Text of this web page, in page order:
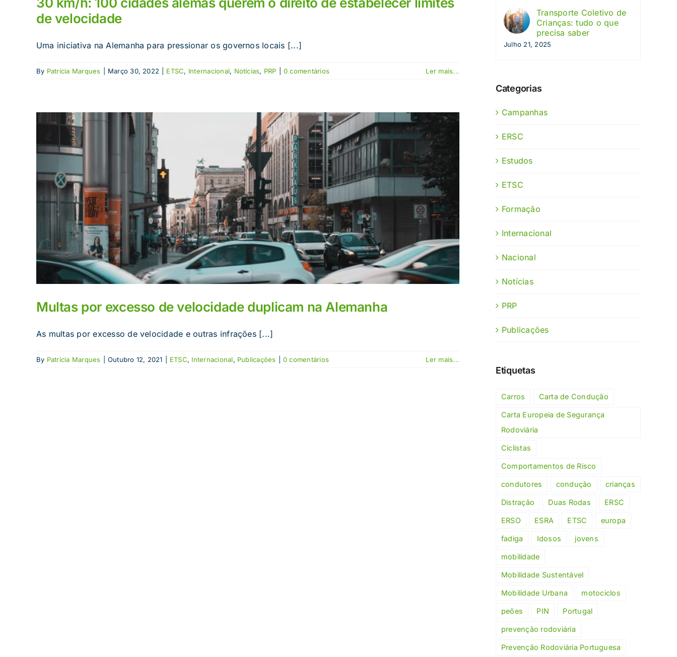
de velocidade
Uma iniciativa na Alemanha para pressionar os governos locais [...]
By Patrícia Marques Março 30, 2022 ETSC, Internacional, Notícias, PRP 0 comentários Ler mais...
Multas por excesso de velocidade duplicam na Alemanha
As multas por excesso de velocidade e outras infrações [...]
By Patrícia Marques Outubro 12, 2021 ETSC, Internacional, Publicações 0 comentários Ler mais...
Transporte Coletivo de
Crianças: tudo o que
precisa saber
Julho 21, 2025
Categorias
Campanhas
ERSC
Estudos
ETSC
Formação
Internacional
Nacional
Notícias
PRP
Publicações
Etiquetas
Carros Carta de Condução
Carta Europeia de Segurança
Rodoviária
Ciclistas
Comportamentos de Risco
condutores condução crianças
Distração Duas Rodas ERSC
ERSO ESRA ETSC europa
fadiga Idosos jovens
mobilidade
Mobilidade Sustentável
Mobilidade Urbana motociclos
peões PIN Portugal
prevenção rodoviária
Prevenção Rodoviária Portuguesa